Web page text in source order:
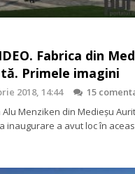
Fabrica din
Primele imagini
2018, 14:44
15
Menziken din Medieșu
inaugurare a avut loc în